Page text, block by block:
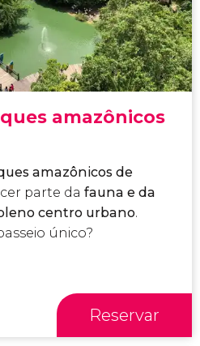
amazônicos
amazônicos de
parte da fauna e da
centro urbano.
único?
Reservar